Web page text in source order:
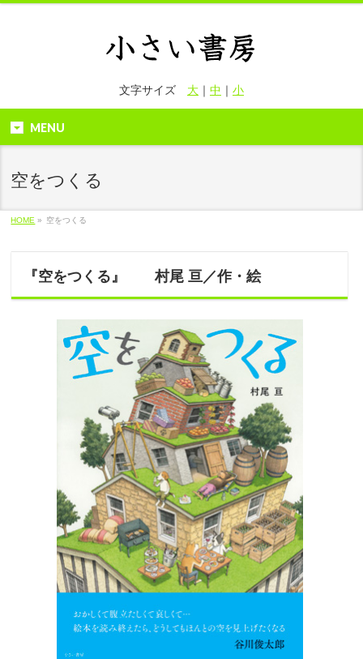
文字サイズ 大｜ 中 ｜ 小
MENU
空をつくる
HOME » 空をつくる
『空をつくる』 村尾 亘／作・絵